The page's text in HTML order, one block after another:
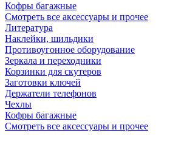
Кофры багажные
Смотреть все аксессуары и прочее
Литература
Наклейки, шильдики
Противоугонное оборудование
Зеркала и переходники
Корзинки для скутеров
Заготовки ключей
Держатели телефонов
Чехлы
Кофры багажные
Смотреть все аксессуары и прочее